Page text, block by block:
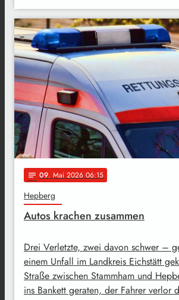
notes 09. Mai 2026 06:15
Hepberg
Autos krachen zusammen
Drei Verletzte, zwei davon schwer –
einem Unfall im Landkreis Eichstätt
Straße zwischen Stammham und
ins Bankett geraten, der Fahrer